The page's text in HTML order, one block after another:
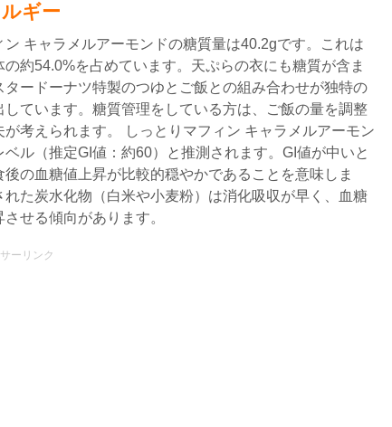
ギー
ン キャラメルアーモンドの糖質量は40.2gです。これは
の約54.0%を占めています。天ぷらの衣にも糖質が含ま
タードーナツ特製のつゆとご飯との組み合わせが独特の
しています。糖質管理をしている方は、ご飯の量を調整
が考えられます。 しっとりマフィン キャラメルアーモン
ベル（推定GI値：約60）と推測されます。GI値が中いと
後の血糖値上昇が比較的穏やかであることを意味しま
れた炭水化物（白米や小麦粉）は消化吸収が早く、血糖
せる傾向があります。
ーリンク